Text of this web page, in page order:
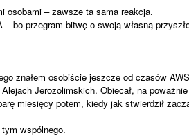
osobami – zawsze ta sama reakcja.
bo przegram bitwę o swoją własną
znałem osobiście jeszcze od czasów
Jerozolimskich. Obiecał, na
miesięcy potem, kiedy jak stwierdził
wspólnego.